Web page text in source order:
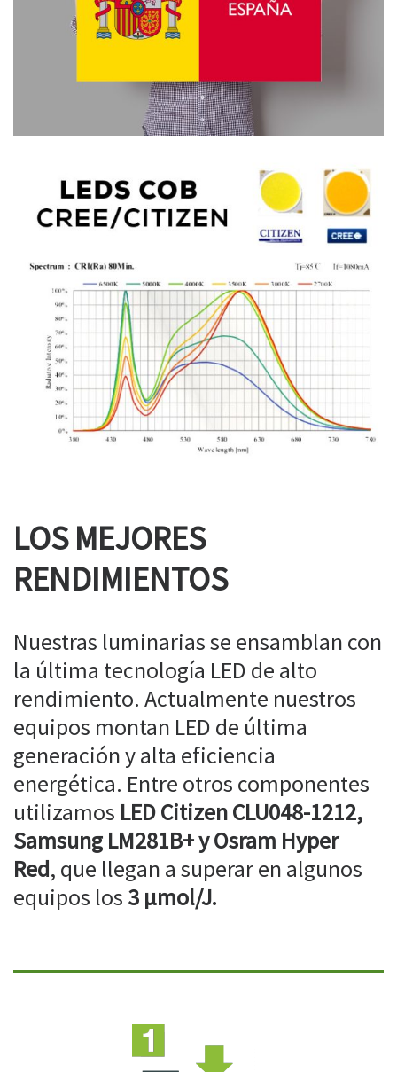
LOS MEJORES
RENDIMIENTOS
Nuestras luminarias se ensamblan con
la última tecnología LED de alto
rendimiento. Actualmente nuestros
equipos montan LED de última
generación y alta eficiencia
energética. Entre otros componentes
utilizamos LED Citizen CLU048-1212,
Samsung LM281B+ y Osram Hyper
Red, que llegan a superar en algunos
equipos los 3 µmol/J.